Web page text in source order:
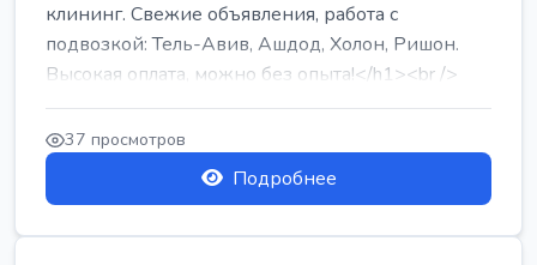
клининг. Свежие объявления, работа с
подвозкой: Тель-Авив, Ашдод, Холон, Ришон.
Высокая оплата, можно без опыта!</h1><br />
...
37 просмотров
Подробнее